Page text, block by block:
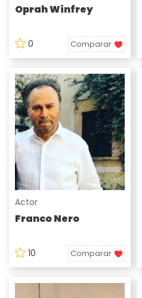
Oprah Winfrey
0 Comparar
Actor
Franco Nero
10 Comparar